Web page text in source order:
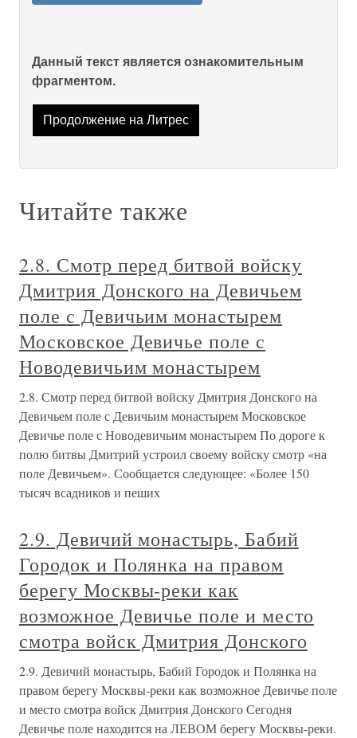
Данный текст является ознакомительным
фрагментом.
Продолжение на Литрес
Читайте также
2.8. Смотр перед битвой войску
Дмитрия Донского на Девичьем
поле с Девичьим монастырем
Московское Девичье поле с
Новодевичьим монастырем
2.8. Смотр перед битвой войску Дмитрия Донского на
Девичьем поле с Девичьим монастырем Московское
Девичье поле с Новодевичьим монастырем По дороге к
полю битвы Дмитрий устроил своему войску смотр «на
поле Девичьем». Сообщается следующее: «Более 150
тысяч всадников и пеших
2.9. Девичий монастырь, Бабий
Городок и Полянка на правом
берегу Москвы-реки как
возможное Девичье поле и место
смотра войск Дмитрия Донского
2.9. Девичий монастырь, Бабий Городок и Полянка на
правом берегу Москвы-реки как возможное Девичье поле
и место смотра войск Дмитрия Донского Сегодня
Девичье поле находится на ЛЕВОМ берегу Москвы-реки.